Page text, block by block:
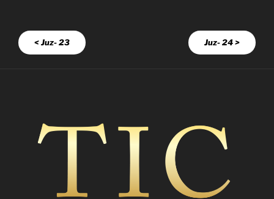
< Juz- 23 Juz- 24 >